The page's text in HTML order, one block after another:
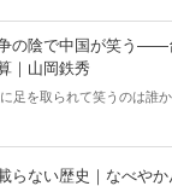
の陰で中国が笑う――
｜山岡鉄秀
足を取られて笑うのは誰
らない歴史｜なべやか